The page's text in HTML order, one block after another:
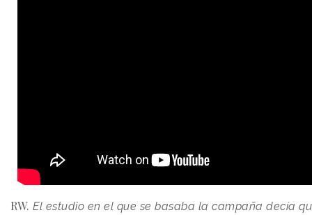
RW. El estudio en el que se basaba la campaña decía